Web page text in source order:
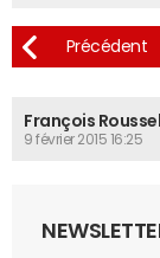
François
9 février 2015 16:25